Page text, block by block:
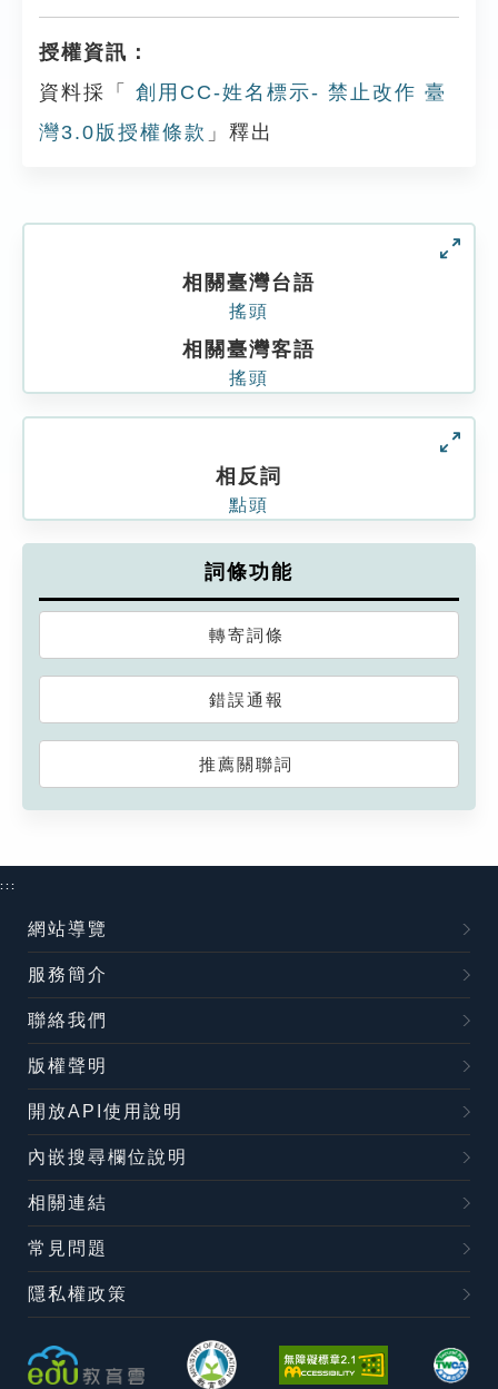
授權資訊：
資料採「
創用CC-姓名標示- 禁止改作 臺
灣3.0版授權條款 」釋出
相關臺灣台語
搖頭
相關臺灣客語
搖頭
相反詞
點頭
詞條功能
轉寄詞條
錯誤通報
推薦關聯詞
:::
網站導覽
服務簡介
聯絡我們
版權聲明
開放API使用說明
內嵌搜尋欄位說明
相關連結
常見問題
隱私權政策